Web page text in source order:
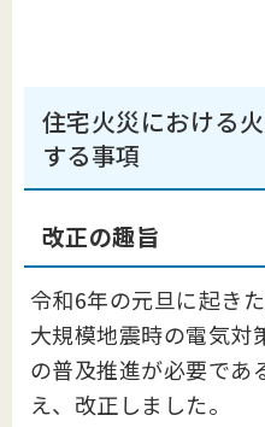
住宅火災における
する事項
改正の趣旨
令和6年の元旦に起き
大規模地震時の電気対
の普及推進が必要であ
え、改正しました。